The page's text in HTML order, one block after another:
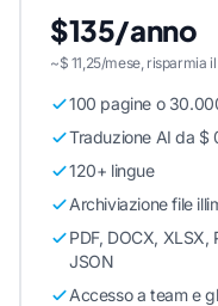
$135/anno
~$ 11,25/mese, risparmia
100 pagine o
Traduzione AI da $
120+ lingue
Archiviazione file
PDF, DOCX, XLSX,
JSON
Accesso a team e